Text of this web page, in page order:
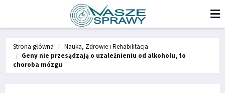
Strona główna
Nauka, Zdrowie i Rehabilitacja
Geny nie przesądzają o uzależnieniu od alkoholu, to
choroba mózgu